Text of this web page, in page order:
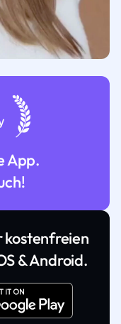
App.
kostenfreien
& Android.